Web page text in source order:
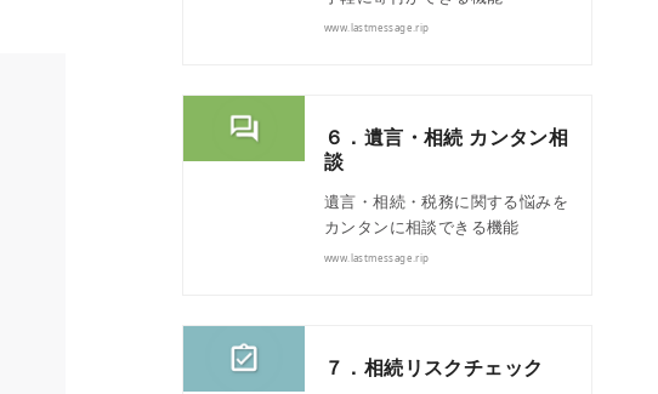
www.lastmessage.rip
６．遺言・相続 カンタン相
談
遺言・相続・税務に関する悩みを
カンタンに相談できる機能
www.lastmessage.rip
７．相続リスクチェック